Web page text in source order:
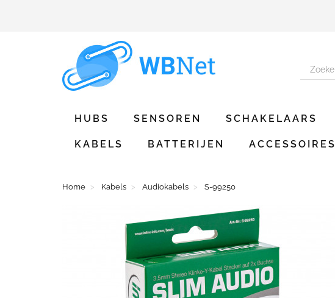
HUBS SENSOREN SCHAKELAARS
KABELS BATTERIJEN ACCESSOIRES
Home Kabels Audiokabels S-99250